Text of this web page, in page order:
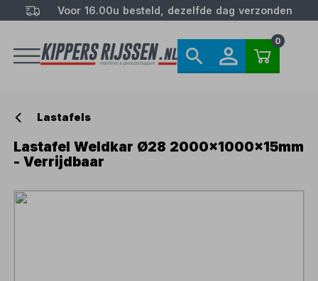
Voor 16.00u besteld, dezelfde dag verzonden
0
Lastafels
Lastafel Weldkar Ø28 2000x1000x15mm
- Verrijdbaar